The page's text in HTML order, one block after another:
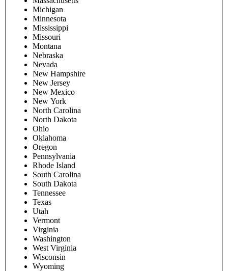
Michigan
Minnesota
Mississippi
Missouri
Montana
Nebraska
Nevada
New Hampshire
New Jersey
New Mexico
New York
North Carolina
North Dakota
Ohio
Oklahoma
Oregon
Pennsylvania
Rhode Island
South Carolina
South Dakota
Tennessee
Texas
Utah
Vermont
Virginia
Washington
West Virginia
Wisconsin
Wyoming